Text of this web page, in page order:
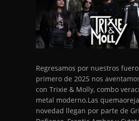
Regresamos por nuestros
primero de 2025 nos
con Trixie & Molly, combo
metal moderno.Las
novedad llegan por parte de